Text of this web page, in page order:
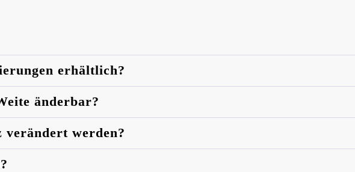
erhältlich?
änderbar?
verändert werden?